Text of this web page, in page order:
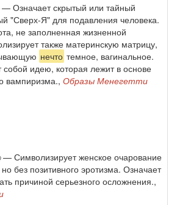
— Означает скрытый или тайный
"Сверх-Я" для подавления человека.
не заполненная жизнен­ной
также материнскую матрицу,
нечто темное, вагинальное.
собой идею, которая лежит в основе
вампиризма., Образы Менегетти
— Символизирует женское очарование
без пози­тивного эротизма. Означает
причиной серьез­ного осложнения.,